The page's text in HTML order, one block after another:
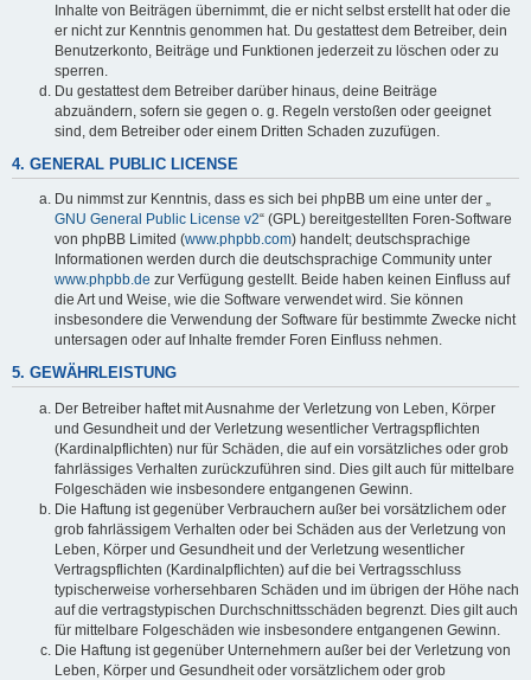
Inhalte von Beiträgen übernimmt, die er nicht selbst erstellt hat oder die
er nicht zur Kenntnis genommen hat. Du gestattest dem Betreiber, dein
Benutzerkonto, Beiträge und Funktionen jederzeit zu löschen oder zu
sperren.
Du gestattest dem Betreiber darüber hinaus, deine Beiträge
abzuändern, sofern sie gegen o. g. Regeln verstoßen oder geeignet
sind, dem Betreiber oder einem Dritten Schaden zuzufügen.
4. GENERAL PUBLIC LICENSE
Du nimmst zur Kenntnis, dass es sich bei phpBB um eine unter der „
GNU General Public License v2“ (GPL) bereitgestellten Foren-Software
von phpBB Limited (www.phpbb.com) handelt; deutschsprachige
Informationen werden durch die deutschsprachige Community unter
www.phpbb.de zur Verfügung gestellt. Beide haben keinen Einfluss auf
die Art und Weise, wie die Software verwendet wird. Sie können
insbesondere die Verwendung der Software für bestimmte Zwecke nicht
untersagen oder auf Inhalte fremder Foren Einfluss nehmen.
5. GEWÄHRLEISTUNG
Der Betreiber haftet mit Ausnahme der Verletzung von Leben, Körper
und Gesundheit und der Verletzung wesentlicher Vertragspflichten
(Kardinalpflichten) nur für Schäden, die auf ein vorsätzliches oder grob
fahrlässiges Verhalten zurückzuführen sind. Dies gilt auch für mittelbare
Folgeschäden wie insbesondere entgangenen Gewinn.
Die Haftung ist gegenüber Verbrauchern außer bei vorsätzlichem oder
grob fahrlässigem Verhalten oder bei Schäden aus der Verletzung von
Leben, Körper und Gesundheit und der Verletzung wesentlicher
Vertragspflichten (Kardinalpflichten) auf die bei Vertragsschluss
typischerweise vorhersehbaren Schäden und im übrigen der Höhe nach
auf die vertragstypischen Durchschnittsschäden begrenzt. Dies gilt auch
für mittelbare Folgeschäden wie insbesondere entgangenen Gewinn.
Die Haftung ist gegenüber Unternehmern außer bei der Verletzung von
Leben, Körper und Gesundheit oder vorsätzlichem oder grob